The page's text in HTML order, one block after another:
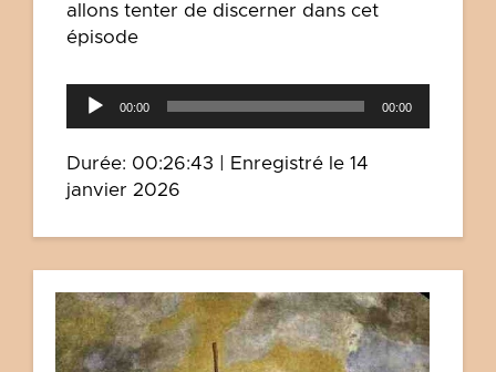
allons tenter de discerner dans cet
épisode
00:00 00:00
Durée: 00:26:43
Enregistré le 14
janvier 2026